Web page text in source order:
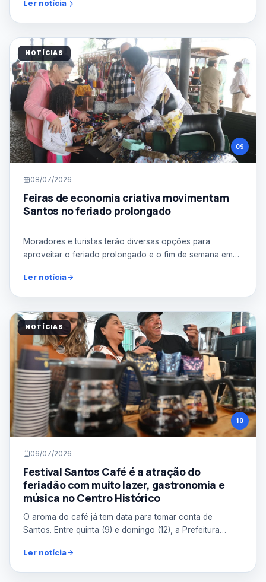
Ler notícia
NOTÍCIAS
09
08/07/2026
Feiras de economia criativa movimentam
Santos no feriado prolongado
Moradores e turistas terão diversas opções para
aproveitar o feriado prolongado e o fim de semana em
Ler notícia
NOTÍCIAS
10
06/07/2026
Festival Santos Café é a atração do
feriadão com muito lazer, gastronomia e
música no Centro Histórico
O aroma do café já tem data para tomar conta de
Santos. Entre quinta (9) e domingo (12), a Prefeitura
Ler notícia